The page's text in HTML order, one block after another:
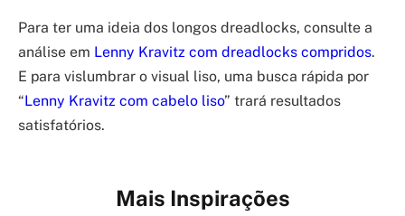
Para ter uma ideia dos longos dreadlocks, consulte a
análise em Lenny Kravitz com dreadlocks compridos.
E para vislumbrar o visual liso, uma busca rápida por
“Lenny Kravitz com cabelo liso” trará resultados
satisfatórios.
Mais Inspirações